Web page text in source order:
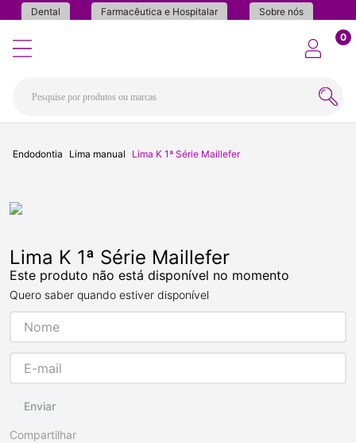
Dental Farmacêutica e Hospitalar Sobre nós
0
Endodontia Lima manual Lima K 1ª Série Maillefer
Lima K 1ª Série Maillefer
Este produto não está disponível no momento
Quero saber quando estiver disponível
Enviar
Compartilhar